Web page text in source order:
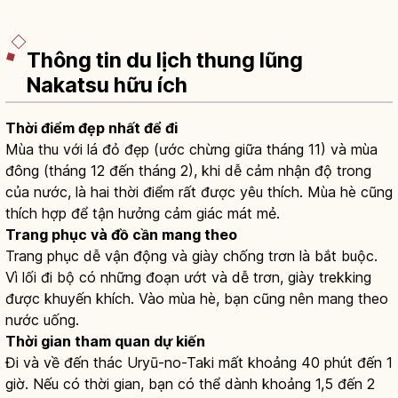
Thông tin du lịch thung lũng
Nakatsu hữu ích
Thời điểm đẹp nhất để đi
Mùa thu với lá đỏ đẹp (ước chừng giữa tháng 11) và mùa
đông (tháng 12 đến tháng 2), khi dễ cảm nhận độ trong
của nước, là hai thời điểm rất được yêu thích. Mùa hè cũng
thích hợp để tận hưởng cảm giác mát mẻ.
Trang phục và đồ cần mang theo
Trang phục dễ vận động và giày chống trơn là bắt buộc.
Vì lối đi bộ có những đoạn ướt và dễ trơn, giày trekking
được khuyến khích. Vào mùa hè, bạn cũng nên mang theo
nước uống.
Thời gian tham quan dự kiến
Đi và về đến thác Uryū-no-Taki mất khoảng 40 phút đến 1
giờ. Nếu có thời gian, bạn có thể dành khoảng 1,5 đến 2